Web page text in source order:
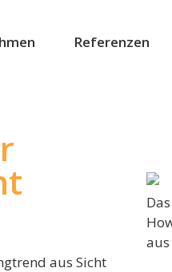
Referenzen
aus Sicht